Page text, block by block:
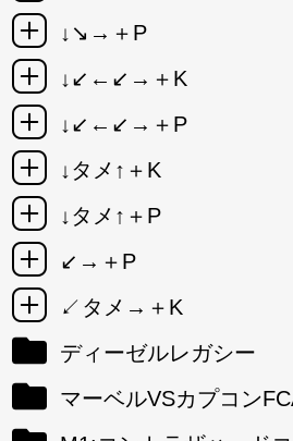
↓↘→＋P
↓↙←↙→＋K
↓↙←↙→＋P
↓タメ↑＋K
↓タメ↑＋P
↙→＋P
↙タメ→＋K
ディーゼルレガシー
マーベルVSカプコン